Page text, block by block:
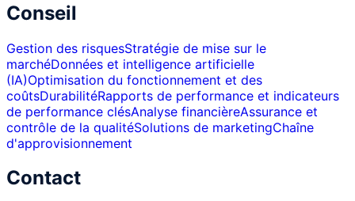
Conseil
Gestion des risquesStratégie de mise sur le
marchéDonnées et intelligence artificielle
(IA)Optimisation du fonctionnement et des
coûtsDurabilitéRapports de performance et indicateurs
de performance clésAnalyse financièreAssurance et
contrôle de la qualitéSolutions de marketingChaîne
d'approvisionnement
Contact